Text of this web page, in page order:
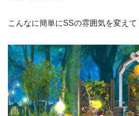
こんなに簡単にSSの雰囲気を変えて